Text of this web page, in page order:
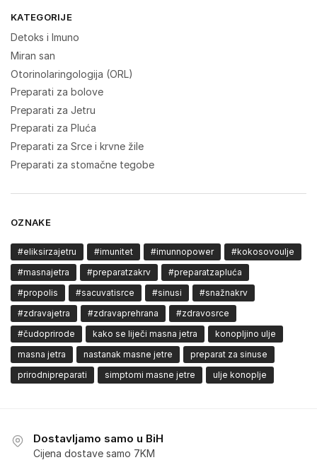
KATEGORIJE
Detoks i Imuno
Miran san
Otorinolaringologija (ORL)
Preparati za bolove
Preparati za Jetru
Preparati za Pluća
Preparati za Srce i krvne žile
Preparati za stomačne tegobe
OZNAKE
#eliksirzajetru #imunitet #imunnopower
#kokosovoulje
#masnajetra
#preparatzakrv
#preparatzapluća
#propolis
#sacuvatisrce #sinusi
#snažnakrv
#zdravajetra
#zdravaprehrana
#zdravosrce
#čudoprirode
kako se liječi masna jetra
konopljino ulje
masna jetra
nastanak masne jetre
preparat za sinuse
prirodnipreparati
simptomi masne jetre ulje konoplje
Dostavljamo samo u BiH
Cijena dostave samo 7KM